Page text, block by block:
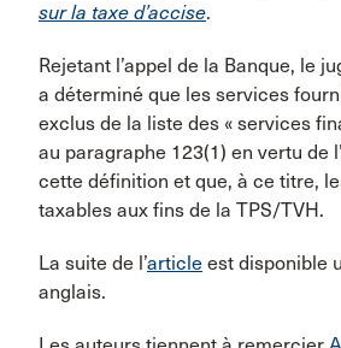
sur la taxe d’accise.
Rejetant l’appel de la Banque, le
a déterminé que les services
exclus de la liste des « services
au paragraphe 123(1) en vertu de
cette définition et que, à ce titre,
taxables aux fins de la TPS/TVH.
La suite de l’article est disponible
anglais.